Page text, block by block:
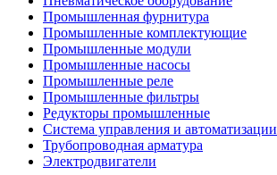
Промышленная фурнитура
Промышленные комплектующие
Промышленные модули
Промышленные насосы
Промышленные реле
Промышленные фильтры
Редукторы промышленные
Система управления и автоматизации
Трубопроводная арматура
Электродвигатели